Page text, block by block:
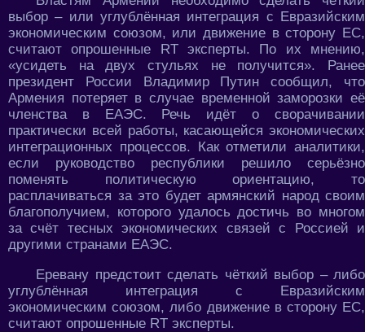
выбор – или углублённая интеграция с Евразийским
экономическим союзом, или движение в сторону ЕС,
считают опрошенные RT эксперты. По их мнению,
«усидеть на двух стульях не получится». Ранее
президент России Владимир Путин сообщил, что
Армения потеряет в случае временной заморозки её
членства в ЕАЭС. Речь идёт о сворачивании
практически всей работы, касающейся экономических
интеграционных процессов. Как отметили аналитики,
если руководство республики решило серьёзно
поменять политическую ориентацию, то
расплачиваться за это будет армянский народ своим
благополучием, которого удалось достичь во многом
за счёт тесных экономических связей с Россией и
другими странами ЕАЭС.
Еревану предстоит сделать чёткий выбор – либо
углублённая интеграция с Евразийским
экономическим союзом, либо движение в сторону ЕС,
считают опрошенные RT эксперты.